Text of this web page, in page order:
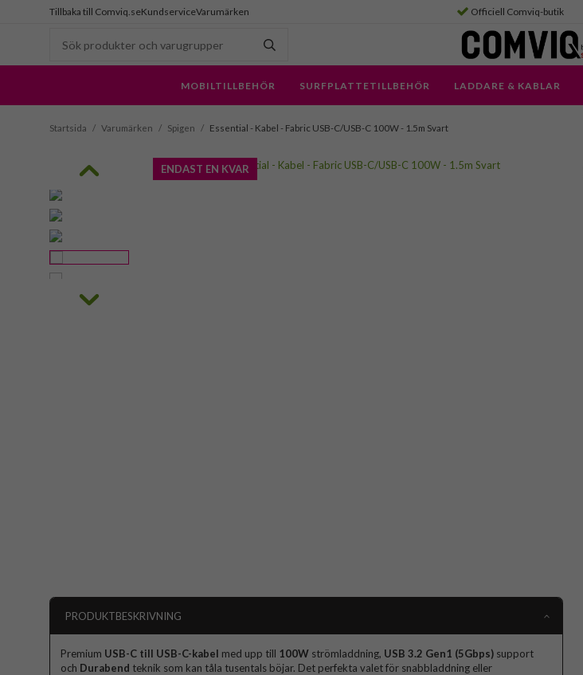
Tillbaka till Comviq.seKundserviceVarumärken Officiell Comviq-butik
MOBILTILLBEHÖR SURFPLATTETILLBEHÖR LADDARE & KABLAR
Startsida / Varumärken / Spigen / Essential - Kabel - Fabric USB-C/USB-C 100W - 1.5m Svart
ENDAST EN KVAR
PRODUKTBESKRIVNING
Premium USB-C till USB-C-kabel med upp till 100W strömladdning, USB 3.2 Gen1 (5Gbps) support
och Durabend teknik som kan tåla tusentals böjar. Det perfekta valet för snabbladdning eller